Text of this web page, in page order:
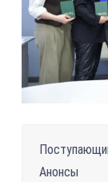
Анонсы